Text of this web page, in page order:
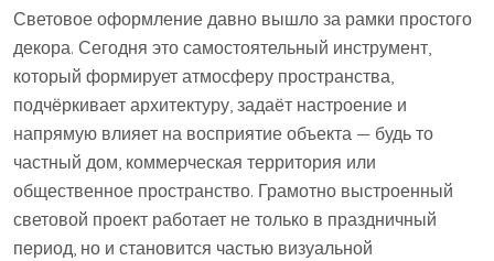
Световое оформление давно вышло за рамки простого
декора. Сегодня это самостоятельный инструмент,
который формирует атмосферу пространства,
подчёркивает архитектуру, задаёт настроение и
напрямую влияет на восприятие объекта — будь то
частный дом, коммерческая территория или
общественное пространство. Грамотно выстроенный
световой проект работает не только в праздничный
период, но и становится частью визуальной